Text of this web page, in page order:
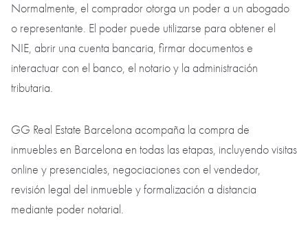
Normalmente, el comprador otorga un poder a un abogado
o representante. El poder puede utilizarse para obtener el
NIE, abrir una cuenta bancaria, firmar documentos e
interactuar con el banco, el notario y la administración
tributaria.
GG Real Estate Barcelona acompaña la compra de
inmuebles en Barcelona en todas las etapas, incluyendo visitas
online y presenciales, negociaciones con el vendedor,
revisión legal del inmueble y formalización a distancia
mediante poder notarial.